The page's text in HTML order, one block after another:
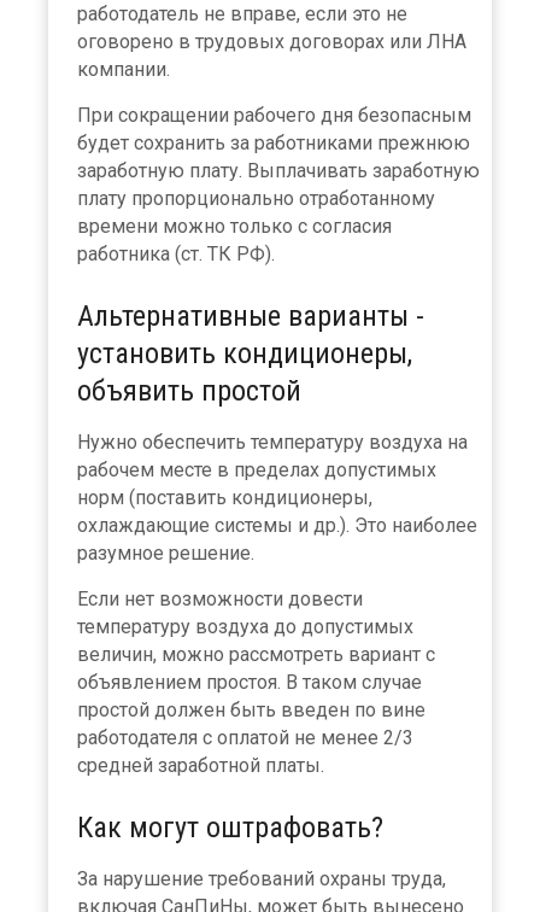
работодатель не вправе, если это не
оговорено в трудовых договорах или ЛНА
компании.
При сокращении рабочего дня безопасным
будет сохранить за работниками прежнюю
заработную плату. Выплачивать заработную
плату пропорционально отработанному
времени можно только с согласия
работника (ст. ТК РФ).
Альтернативные варианты -
установить кондиционеры,
объявить простой
Нужно обеспечить температуру воздуха на
рабочем месте в пределах допустимых
норм (поставить кондиционеры,
охлаждающие системы и др.). Это наиболее
разумное решение.
Если нет возможности довести
температуру воздуха до допустимых
величин, можно рассмотреть вариант с
объявлением простоя. В таком случае
простой должен быть введен по вине
работодателя с оплатой не менее 2/3
средней заработной платы.
Как могут оштрафовать?
За нарушение требований охраны труда,
включая СанПиНы, может быть вынесено